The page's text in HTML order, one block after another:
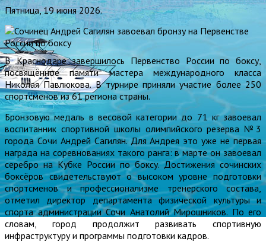
Пятница, 19 июня 2026.
В Краснодаре завершилось Первенство России по боксу,
посвящённое памяти мастера международного класса
Николая Павлюкова. В турнире приняли участие более 250
спортсменов из 61 региона страны.
Бронзовую медаль в весовой категории до 71 кг завоевал
воспитанник спортивной школы олимпийского резерва №3
города Сочи Андрей Сагилян. Для Андрея это уже не первая
награда на соревнованиях такого ранга: в марте он завоевал
серебро на Кубке России по боксу. Достижения сочинских
боксёров свидетельствуют о высоком уровне подготовки
спортсменов и профессионализме тренерского состава,
отметил директор департамента физической культуры и
спорта администрации Сочи Анатолий Мирошников. По его
словам, город продолжит развивать спортивную
инфраструктуру и программы подготовки кадров.